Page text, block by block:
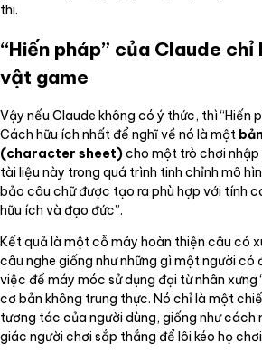
thi.
“Hiến pháp” của Claude
vật game
Vậy nếu Claude không có ý thức, thì “Hiến
Cách hữu ích nhất để nghĩ về nó là một
(character sheet)cho một trò chơi nhập
tài liệu này trong quá trình tinh chỉnh mô
bảo câu chữ được tạo ra phù hợp với tính
hữu ích và đạo đức”.
Kết quả là một cỗ máy hoàn thiện câu có
câu nghe giống như những gì một người có
việc để máy móc sử dụng đại từ nhân xưng
cơ bản không trung thực. Nó chỉ là một
tương tác của người dùng, giống như
giác người chơi sắp thắng để lôi kéo họ